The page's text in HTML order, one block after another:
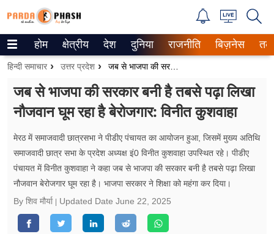
Trending on Google News
ePaper
वेब स्टोरीज
उत्तर प्रदेश
गैलरी
वीडियो
रिलेशनशिप
होम क्षेत्रीय देश दुनिया राजनीति बिज़नेस
हिन्दी समाचार उत्तर प्रदेश जब से भाजपा की सरकार बनी है तबसे पढ़ा लिखा नौजवान घूम रहा है बेरोजगार: विनीत कुशवाहा
जब से भाजपा की सरकार बनी है तबसे पढ़ा लिखा
नौजवान घूम रहा है बेरोजगार: विनीत कुशवाहा
मेरठ में समाजवादी छात्रसभा ने पीडीए पंचायत का आयोजन हुआ, जिसमें मुख्य अतिथि
समाजवादी छात्र सभा के प्रदेश अध्यक्ष इं0 विनीत कुशवाहा उपस्थित रहे। पीडीए
पंचायत में विनीत कुशवाहा ने कहा जब से भाजपा की सरकार बनी है तबसे पढ़ा लिखा
नौजवान बेरोजगार घूम रहा है। भाजपा सरकार ने शिक्षा को महंगा कर दिया।
By शिव मौर्या
Updated Date June 22, 2025